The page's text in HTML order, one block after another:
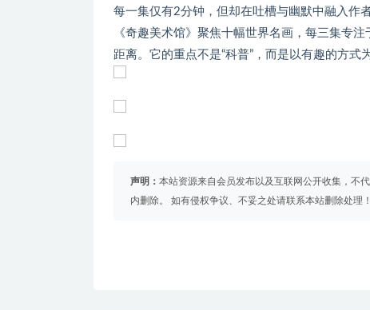
每一集仅有2分钟，但却在吐槽与幽默中融入作
《奇趣美术馆》聚焦十幅世界名画，每三集专
距离。它的重点不是“科普”，而是以有趣的方式
声明： 本站资源来自会员发布以及互联网公开收集，不
内删除。 如有侵权争议、不妥之处请联系本站删除处理